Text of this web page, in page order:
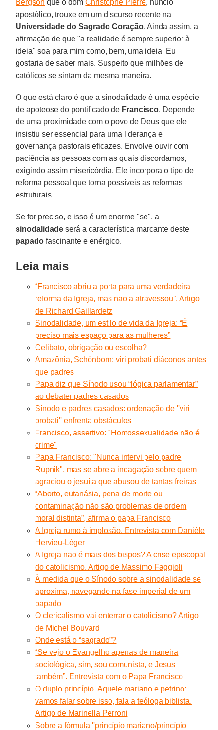
Bergson que o domChristophe Pierre, núncio
apostólico, trouxe em um discurso recente na
Universidade do Sagrado Coração. Ainda assim, a
afirmação de que "a realidade é sempre superior à
ideia" soa para mim como, bem, uma ideia. Eu
gostaria de saber mais. Suspeito que milhões de
católicos se sintam da mesma maneira.
O que está claro é que a sinodalidade é uma espécie
de apoteose do pontificado de Francisco. Depende
de uma proximidade com o povo de Deus que ele
insistiu ser essencial para uma liderança e
governança pastorais eficazes. Envolve ouvir com
paciência as pessoas com as quais discordamos,
exigindo assim misericórdia. Ele incorpora o tipo de
reforma pessoal que torna possíveis as reformas
estruturais.
Se for preciso, e isso é um enorme "se", a
sinodalidade será a característica marcante deste
papado fascinante e enérgico.
Leia mais
“Francisco abriu a porta para uma verdadeira
reforma da Igreja, mas não a atravessou”. Artigo
de Richard Gaillardetz
Sinodalidade, um estilo de vida da Igreja: “É
preciso mais espaço para as mulheres”
Celibato, obrigação ou escolha?
Amazônia, Schönborn: viri probati diáconos antes
que padres
Papa diz que Sínodo usou “lógica parlamentar”
ao debater padres casados
Sínodo e padres casados: ordenação de ''viri
probati'' enfrenta obstáculos
Francisco, assertivo: "Homossexualidade não é
crime"
Papa Francisco: "Nunca intervi pelo padre
Rupnik", mas se abre a indagação sobre quem
agraciou o jesuíta que abusou de tantas freiras
“Aborto, eutanásia, pena de morte ou
contaminação não são problemas de ordem
moral distinta”, afirma o papa Francisco
A Igreja rumo à implosão. Entrevista com Danièle
Hervieu-Léger
A Igreja não é mais dos bispos? A crise episcopal
do catolicismo. Artigo de Massimo Faggioli
À medida que o Sínodo sobre a sinodalidade se
aproxima, navegando na fase imperial de um
papado
O clericalismo vai enterrar o catolicismo? Artigo
de Michel Bouvard
Onde está o “sagrado”?
“Se vejo o Evangelho apenas de maneira
sociológica, sim, sou comunista, e Jesus
também”. Entrevista com o Papa Francisco
O duplo princípio. Aquele mariano e petrino:
vamos falar sobre isso, fala a teóloga biblista.
Artigo de Marinella Perroni
Sobre a fórmula ''princípio mariano/princípio